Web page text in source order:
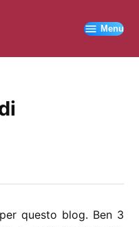
Menu
questo blog. Ben 3